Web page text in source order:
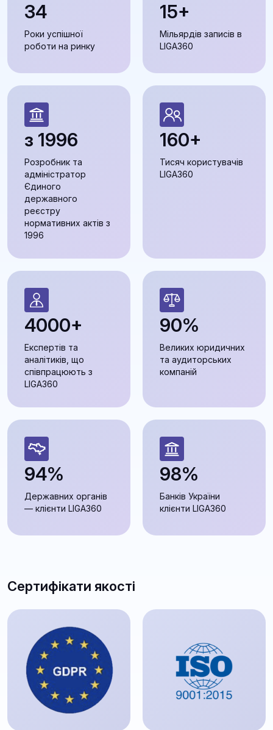
34
Роки успішної
роботи на ринку
15+
Мільярдів записів в
LIGA360
з 1996
Розробник та
адміністратор
Єдиного
державного
реєстру
нормативних актів з
1996
160+
Тисяч користувачів
LIGA360
4000+
Експертів та
аналітиків, що
співпрацюють з
LIGA360
90%
Великих юридичних
та аудиторських
компаній
94%
Державних органів
— клієнти LIGA360
98%
Банків України
клієнти LIGA360
Сертифікати якості